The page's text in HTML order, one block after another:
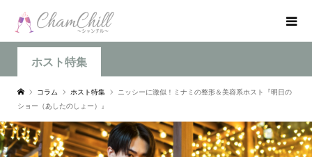
ホスト特集
コラム ホスト特集
ニッシーに激似！ミナミの整形＆美容系ホスト『明日の
ショー（あしたのしょー）』